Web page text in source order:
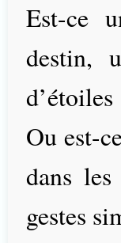
Est-ce
destin,
d’étoiles
Ou est-
dans
gestes